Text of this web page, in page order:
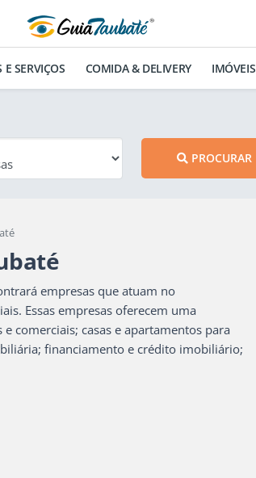
SERVIÇOS COMIDA & DELIVERY IMÓVEIS
PROCURAR
empresas que atuam no
Essas empresas oferecem uma
comerciais; casas e apartamentos para
financiamento e crédito imobiliário;